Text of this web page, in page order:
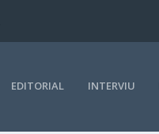
EDITORIAL INTERVIU